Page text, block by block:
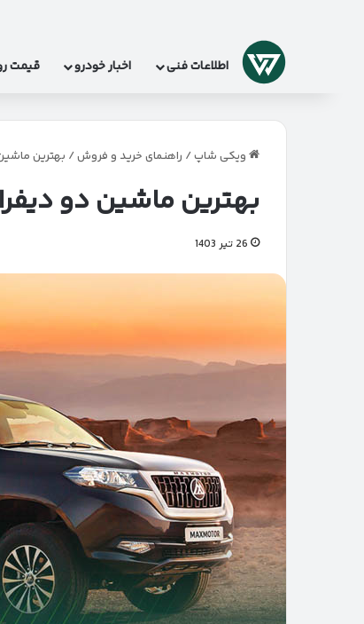
لوگو اطلاعات فنی اخبار خودرو قیمت
ویکی شاپ/ راهنمای خرید و فروش/ بهترین
بهترین ماشین دو
26 تیر 1403